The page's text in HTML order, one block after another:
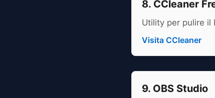
8. CCleaner
Utility per pulire il
Visita CCleaner
9. OBS Studio